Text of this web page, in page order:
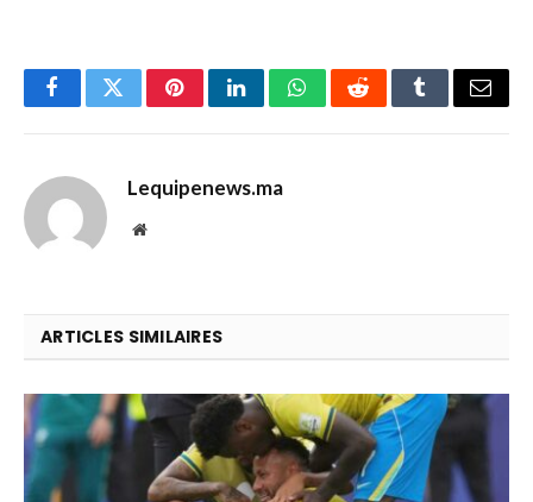
FacebookTwitterPinterestLinkedInWhatsAppRedditTumblrEmail
Lequipenews.ma
Website
ARTICLES SIMILAIRES